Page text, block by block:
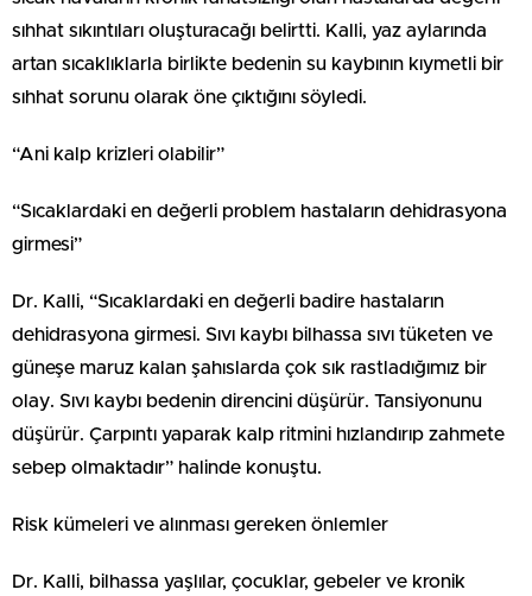
sıhhat sıkıntıları oluşturacağı belirtti. Kalli, yaz aylarında
artan sıcaklıklarla birlikte bedenin su kaybının kıymetli bir
sıhhat sorunu olarak öne çıktığını söyledi.
“Ani kalp krizleri olabilir”
“Sıcaklardaki en değerli problem hastaların dehidrasyona
girmesi”
Dr. Kalli, “Sıcaklardaki en değerli badire hastaların
dehidrasyona girmesi. Sıvı kaybı bilhassa sıvı tüketen ve
güneşe maruz kalan şahıslarda çok sık rastladığımız bir
olay. Sıvı kaybı bedenin direncini düşürür. Tansiyonunu
düşürür. Çarpıntı yaparak kalp ritmini hızlandırıp zahmete
sebep olmaktadır” halinde konuştu.
Risk kümeleri ve alınması gereken önlemler
Dr. Kalli, bilhassa yaşlılar, çocuklar, gebeler ve kronik